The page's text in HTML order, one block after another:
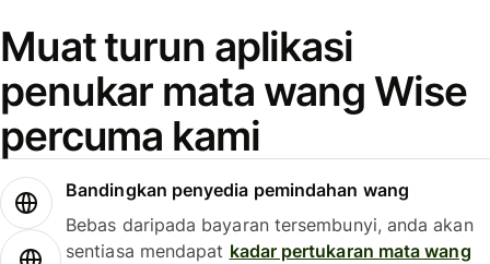
Muat turun aplikasi
penukar mata wang Wise
percuma kami
Bandingkan penyedia pemindahan wang
Bebas daripada bayaran tersembunyi, anda akan
sentiasa mendapat kadar pertukaran mata wang